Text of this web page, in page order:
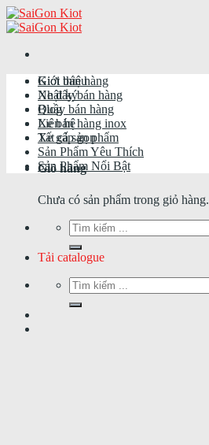
Skip
to
Giới thiệu
Nhật ký
Blog
Liên hệ
Tất cả sản phẩm
Giỏ hàng
Chưa có sản phẩm trong giỏ hàng.
Tìm
kiếm:
Tải catalogue
Tìm
kiếm:
Kiot bán hàng
Xe đẩy bán hàng
Quầy bán hàng
Xe bán hàng inox
Xe gấp gọn
Sản Phẩm Yêu Thích
Sản Phẩm Nổi Bật